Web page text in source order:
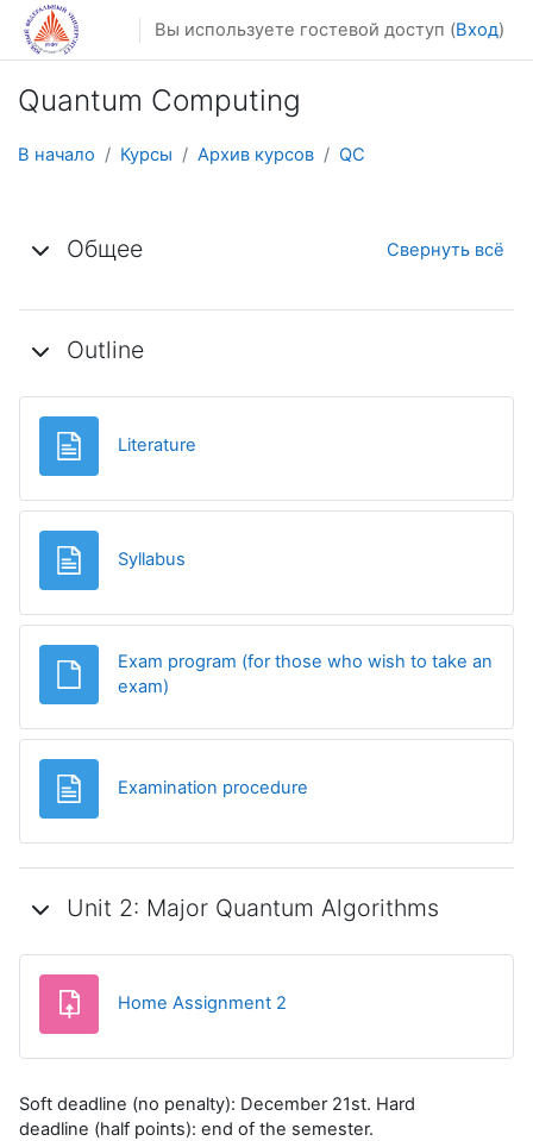
Перейти к основному содержанию
Вы используете гостевой доступ (Вход)
Quantum Computing
В начало Курсы Архив курсов QC
Общее Свернуть всё
Outline
Literature
Syllabus
Exam program (for those who wish to take an
exam)
Examination procedure
Unit 2: Major Quantum Algorithms
Home Assignment 2
Soft deadline (no penalty): December 21st. Hard
deadline (half points): end of the semester.